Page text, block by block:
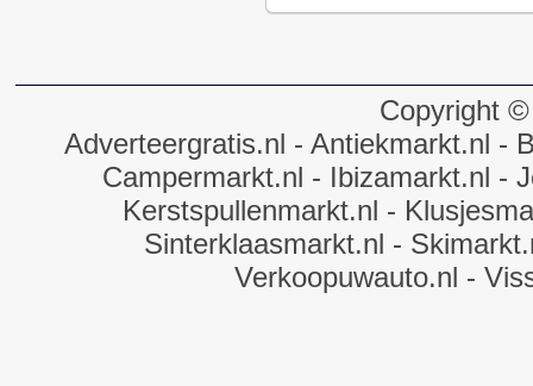
Copyright
Adverteergratis.nl - Antiekmarkt.nl -
Campermarkt.nl - Ibizamarkt.nl -
Kerstspullenmarkt.nl -
Sinterklaasmarkt.nl -
Verkoopuwauto.nl -